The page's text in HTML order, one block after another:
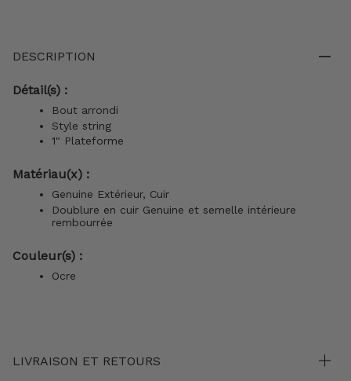
DESCRIPTION
Détail(s) :
Bout arrondi
Style string
1" Plateforme
Matériau(x) :
Genuine Extérieur, Cuir
Doublure en cuir Genuine et semelle intérieure
rembourrée
Couleur(s) :
Ocre
LIVRAISON ET RETOURS